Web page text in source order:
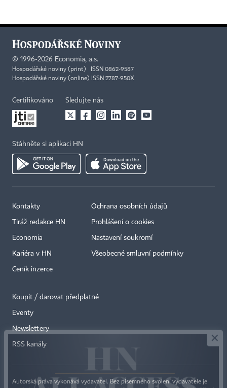
© 1996-2026 Economia, a.s.
Hospodářské noviny (print) ISSN 0862-9587
Hospodářské noviny (online) ISSN 2787-950X
Certifikováno Sledujte nás
Stáhněte si aplikaci HN
Kontakty
Tiráž redakce HN
Economia
Kariéra v HN
Ceník inzerce
Ochrana osobních údajů
Prohlášení o cookies
Nastavení soukromí
Všeobecné smluvní podmínky
Koupit / darovat předplatné
Eventy
Newslettery
RSS kanály
Autorská práva vykonává vydavatel. Bez písemného svolení vydavatele je